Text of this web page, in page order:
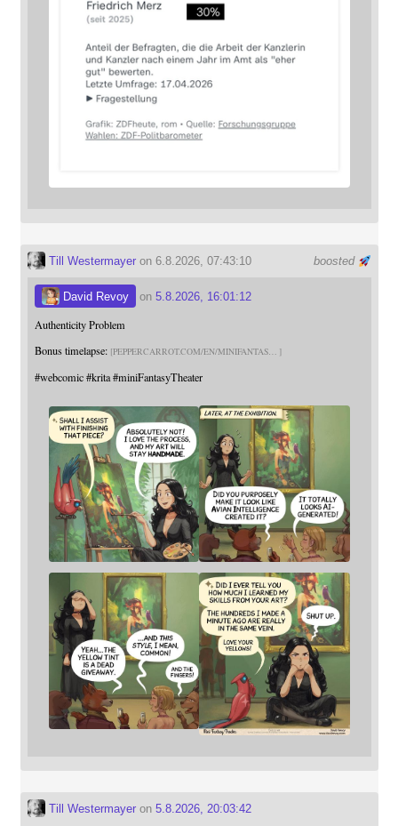
boosted
Till Westermayeron 6.8.2026, 07:43:10
David Revoy on 5.8.2026, 16:01:12
Authenticity Problem
Bonus timelapse: PEPPERCARROT.COM/EN/MINIFANTAS
#webcomic #krita #miniFantasyTheater
Till Westermayeron 5.8.2026, 20:03:42